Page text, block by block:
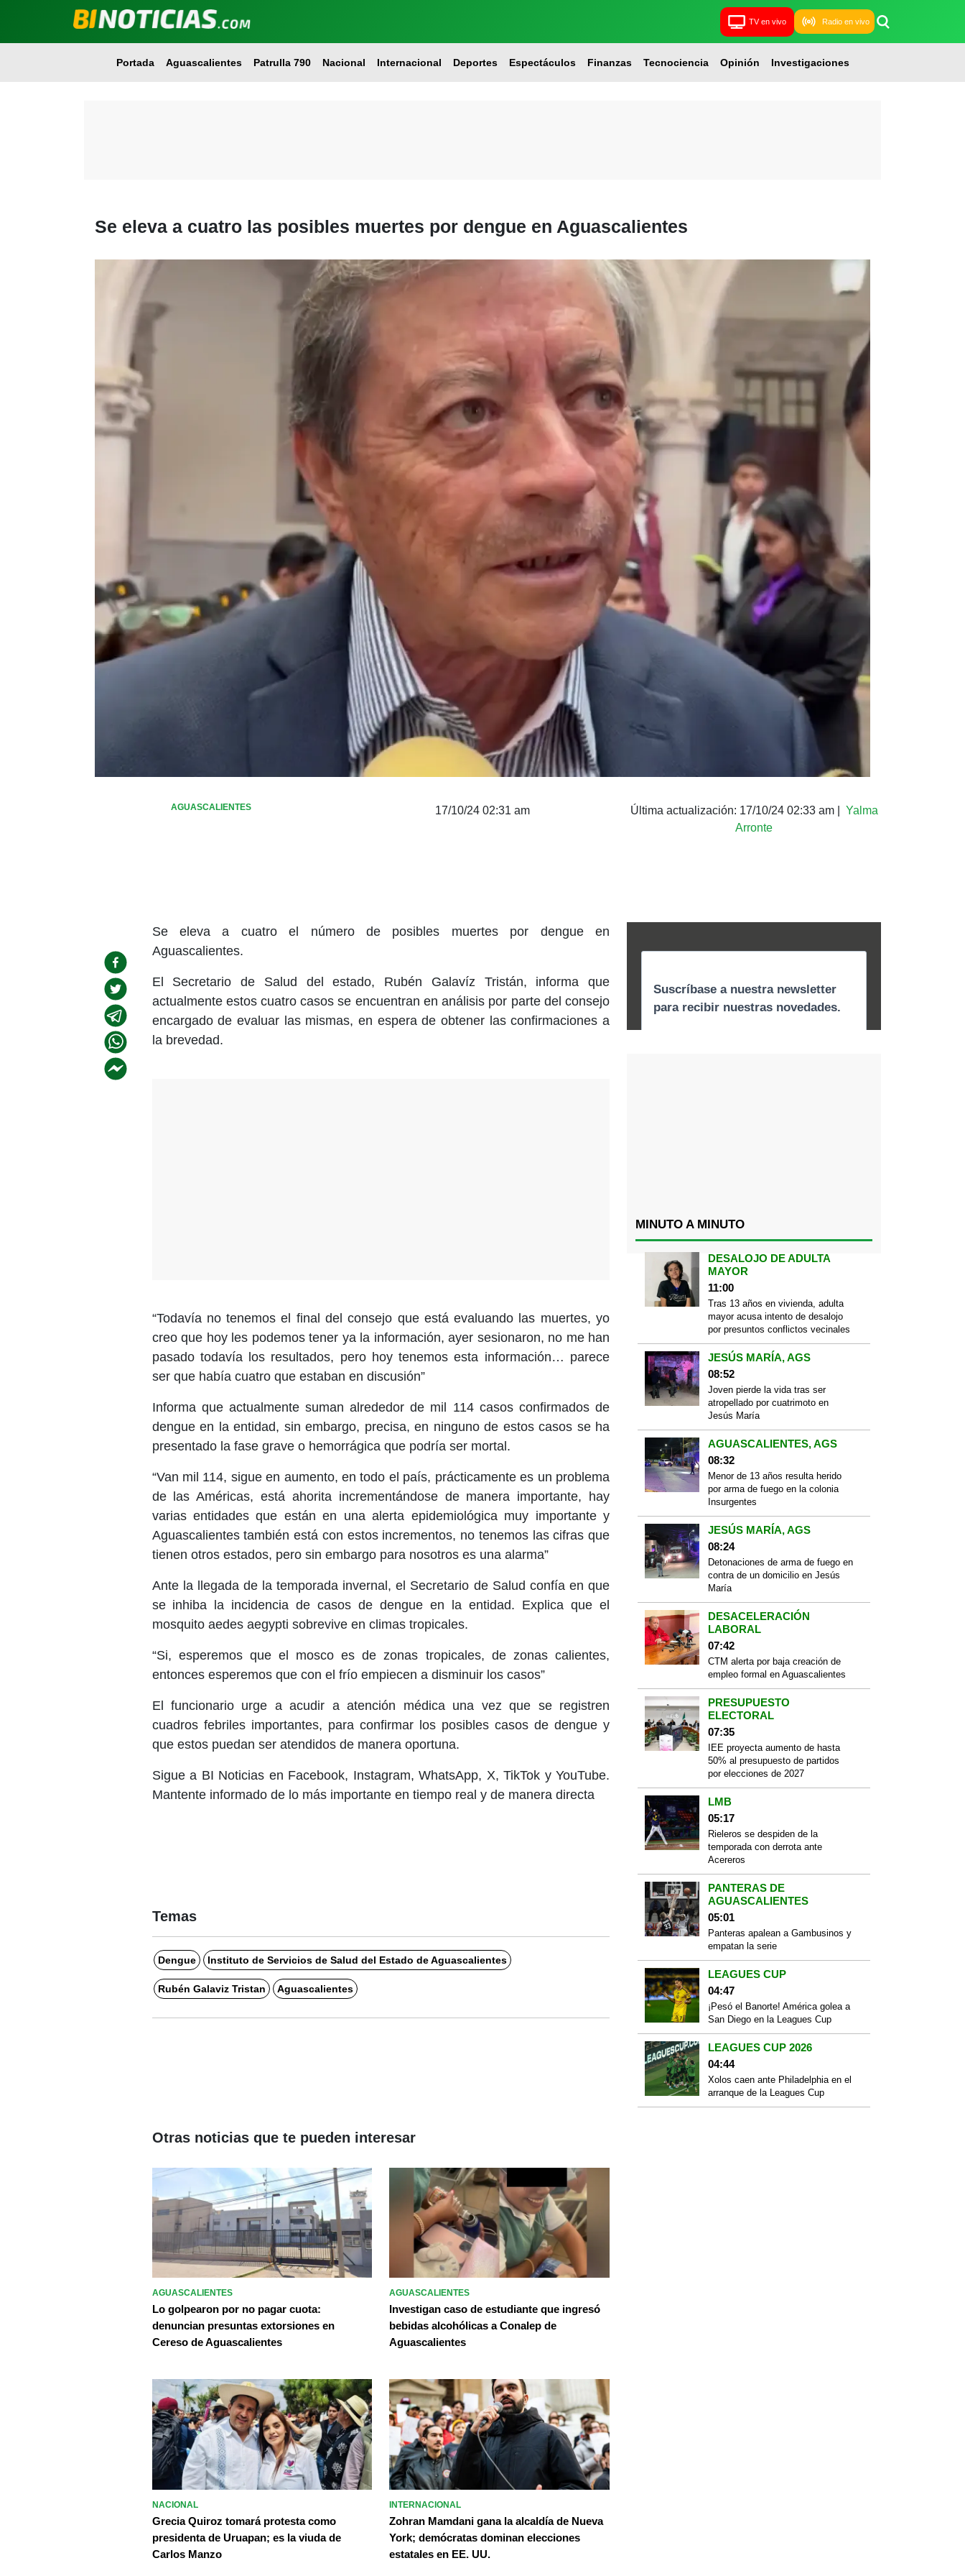
TV en vivo Radio en vivo
Portada Aguascalientes Patrulla 790 Nacional Internacional Deportes Espectáculos Finanzas Tecnociencia Opinión Investigaciones
Se eleva a cuatro las posibles muertes por dengue en Aguascalientes
AGUASCALIENTES 17/10/24 02:31 am Última actualización: 17/10/24 02:33 am|
Yalma
Arronte
Se eleva a cuatro el número de posibles muertes por dengue en
Aguascalientes.
El Secretario de Salud del estado, Rubén Galavíz Tristán, informa que
actualmente estos cuatro casos se encuentran en análisis por parte del consejo
encargado de evaluar las mismas, en espera de obtener las confirmaciones a
la brevedad.
“Todavía no tenemos el final del consejo que está evaluando las muertes, yo
creo que hoy les podemos tener ya la información, ayer sesionaron, no me han
pasado todavía los resultados, pero hoy tenemos esta información… parece
ser que había cuatro que estaban en discusión”
Informa que actualmente suman alrededor de mil 114 casos confirmados de
dengue en la entidad, sin embargo, precisa, en ninguno de estos casos se ha
presentado la fase grave o hemorrágica que podría ser mortal.
“Van mil 114, sigue en aumento, en todo el país, prácticamente es un problema
de las Américas, está ahorita incrementándose de manera importante, hay
varias entidades que están en una alerta epidemiológica muy importante y
Aguascalientes también está con estos incrementos, no tenemos las cifras que
tienen otros estados, pero sin embargo para nosotros es una alarma”
Ante la llegada de la temporada invernal, el Secretario de Salud confía en que
se inhiba la incidencia de casos de dengue en la entidad. Explica que el
mosquito aedes aegypti sobrevive en climas tropicales.
“Si, esperemos que el mosco es de zonas tropicales, de zonas calientes,
entonces esperemos que con el frío empiecen a disminuir los casos”
El funcionario urge a acudir a atención médica una vez que se registren
cuadros febriles importantes, para confirmar los posibles casos de dengue y
que estos puedan ser atendidos de manera oportuna.
Sigue a BI Noticias en Facebook, Instagram, WhatsApp, X, TikTok y YouTube.
Mantente informado de lo más importante en tiempo real y de manera directa
Temas
Dengue Instituto de Servicios de Salud del Estado de Aguascalientes
Rubén Galaviz Tristan Aguascalientes
MINUTO A MINUTO
DESALOJO DE ADULTA
MAYOR
11:00
Tras 13 años en vivienda, adulta
mayor acusa intento de desalojo
por presuntos conflictos vecinales
JESÚS MARÍA, AGS
08:52
Joven pierde la vida tras ser
atropellado por cuatrimoto en
Jesús María
AGUASCALIENTES, AGS
08:32
Menor de 13 años resulta herido
por arma de fuego en la colonia
Insurgentes
JESÚS MARÍA, AGS
08:24
Detonaciones de arma de fuego en
contra de un domicilio en Jesús
María
DESACELERACIÓN
LABORAL
07:42
CTM alerta por baja creación de
empleo formal en Aguascalientes
PRESUPUESTO
ELECTORAL
07:35
IEE proyecta aumento de hasta
50% al presupuesto de partidos
por elecciones de 2027
LMB
05:17
Rieleros se despiden de la
temporada con derrota ante
Acereros
PANTERAS DE
AGUASCALIENTES
05:01
Panteras apalean a Gambusinos y
empatan la serie
LEAGUES CUP
04:47
¡Pesó el Banorte! América golea a
San Diego en la Leagues Cup
LEAGUES CUP 2026
04:44
Xolos caen ante Philadelphia en el
arranque de la Leagues Cup
Otras noticias que te pueden interesar
AGUASCALIENTES
Lo golpearon por no pagar cuota:
denuncian presuntas extorsiones en
Cereso de Aguascalientes
AGUASCALIENTES
Investigan caso de estudiante que ingresó
bebidas alcohólicas a Conalep de
Aguascalientes
NACIONAL
Grecia Quiroz tomará protesta como
presidenta de Uruapan; es la viuda de
Carlos Manzo
INTERNACIONAL
Zohran Mamdani gana la alcaldía de Nueva
York; demócratas dominan elecciones
estatales en EE. UU.